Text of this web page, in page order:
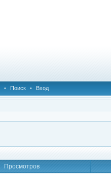
• Поиск • Вход
Просмотров